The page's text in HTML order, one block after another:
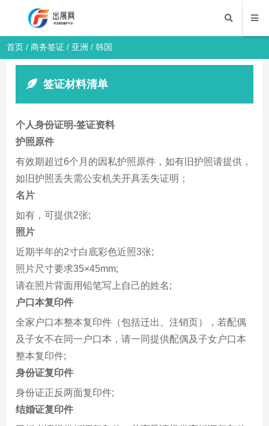
首页 /商务签证 / 亚洲 / 韩国
签证材料清单
个人身份证明-签证资料
护照原件
有效期超过6个月的因私护照原件，如有旧护照请提供，
如旧护照丢失需公安机关开具丢失证明；
名片
如有，可提供2张;
照片
近期半年的2寸白底彩色近照3张;
照片尺寸要求35×45mm;
请在照片背面用铅笔写上自己的姓名;
户口本复印件
全家户口本整本复印件（包括迁出、注销页），若配偶
及子女不在同一户口本，请一同提供配偶及子女户口本
整本复印件;
身份证复印件
身份证正反两面复印件;
结婚证复印件